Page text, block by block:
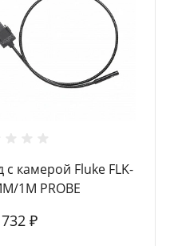
с камерой Fluke FLK-
1M PROBE
₽